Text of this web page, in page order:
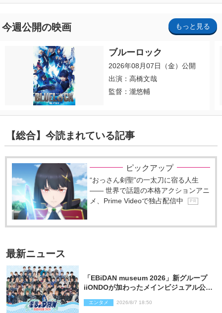
今週公開の映画 もっと見る
ブルーロック
2026年08月07日（金）公開
出演：高橋文哉
監督：瀧悠輔
【総合】今読まれている記事
ピックアップ
“おっさん剣聖”の一太刀に宿る人生
―― 世界で話題の本格アクションアニ
メ、Prime Videoで独占配信中
P R
最新ニュース
「EBiDAN museum 2026」新グループ
iiONDOが加わったメインビジュアル公
エンタメ 2026/8/7 18:50